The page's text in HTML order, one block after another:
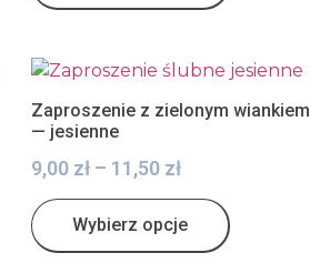
Zaproszenie z zielonym wiankiem
— jesienne
9,00 zł – 11,50 zł
Wybierz opcje